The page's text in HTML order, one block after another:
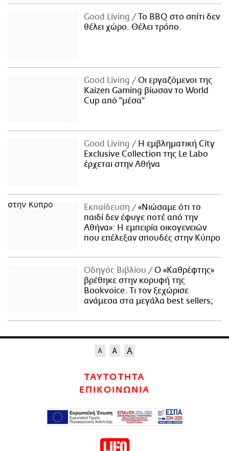
Good Living
Το BBQ στο σπίτι δεν
θέλει χώρο. Θέλει τρόπο.
Good Living
Οι εργαζόμενοι της
Kaizen Gaming βίωσαν το World
Cup από "μέσα"
Good Living
Η εμβληματική City
Exclusive Collection της Le Labo
έρχεται στην Αθήνα
Εκπαίδευση
«Νιώσαμε ότι το
παιδί δεν έφυγε ποτέ από την
Αθήνα»: Η εμπειρία οικογενειών
που επέλεξαν σπουδές στην Κύπρο
Οδηγός Βιβλίου
Ο «Καθρέφτης»
βρέθηκε στην κορυφή της
Bookvoice. Τι τον ξεχώρισε
ανάμεσα στα μεγάλα best sellers;
ΤΑΥΤΟΤΗΤΑ
ΕΠΙΚΟΙΝΩΝΙΑ